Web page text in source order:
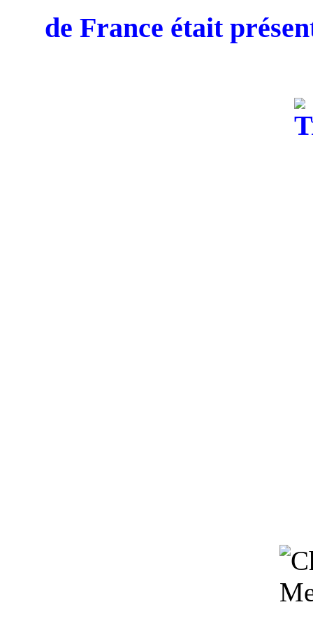
de France était